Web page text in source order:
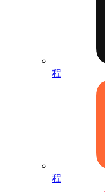
程
程